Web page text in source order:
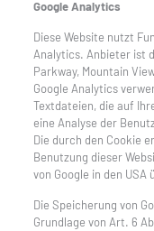
Google Analytics
Diese Website nutzt
Analytics. Anbieter ist
Parkway, Mountain
Google Analytics
Textdateien, die auf
eine Analyse der
Die durch den Cookie
Benutzung dieser
von Google in den
Die Speicherung von
Grundlage von Art. 6